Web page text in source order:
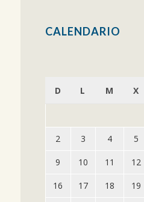
CALENDARIO
D L M X
2 3 4 5
9 10 11 12
16 17 18 19